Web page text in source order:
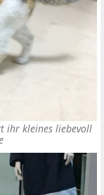
ihr kleines liebevoll